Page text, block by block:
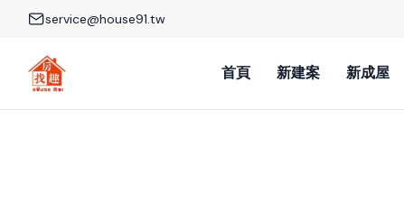
service@house91.tw
首頁 新建案 新成屋